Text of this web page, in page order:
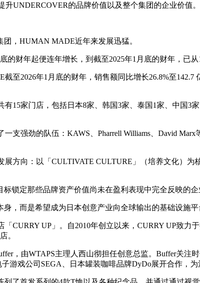
UNDERCOVER的品牌价值以及整个集团的企业价值。
，HUMAN MADE近年来发展迅猛。
的财年起便连年增长，到截至2025年1月底的财年，已从
至2026年1月底的财年，销售额同比增长26.8%至142.7
15家门店，包括日本8家、韩国3家、泰国1家、中国3
支强劲的队伍：KAWS、Pharrell Williams、David
展方向：以「CULTIVATE CULTURE」（培养文化）
锁定那些品牌资产价值尚未在盈利表现中完全反映的
，而是希望成为日本创意产业向全球输出的基础设施平
CURRY UP」。自2010年创立以来，CURRY UP致力
。
，由WTAPS主理人西山彻担任创意总监。Buffer关
游戏公司SEGA、日本罐装咖啡品牌DyDo展开合作，为